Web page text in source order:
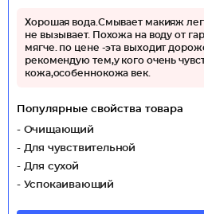
Хорошая вода.Смывает макияж
не вызывает. Похожа на воду от
мягче. по цене -эта выходит
рекомендую тем,у кого очень
кожа,особеннокожа век.
Популярные свойства товара
- Очищающий
- Для чувствительной
- Для сухой
- Успокаивающий